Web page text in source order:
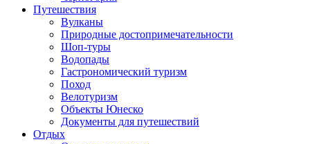
Путешествия
Вулканы
Природные достопримечательности
Шоп-туры
Водопады
Гастрономический туризм
Поход
Велотуризм
Объекты Юнеско
Документы для путешествий
Отдых